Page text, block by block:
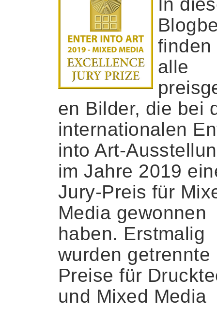
In
finden
alle
en Bilder, die bei
internationalen
into Art-
im Jahre 2019
Jury-Preis für
Media gewonnen
haben. Erstmalig
wurden getrennte
Preise für
und Mixed Media